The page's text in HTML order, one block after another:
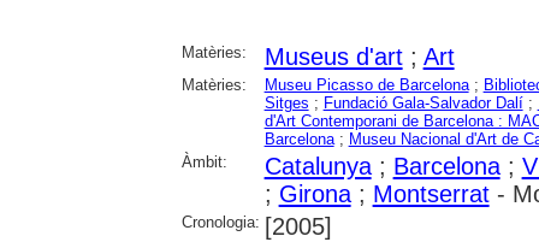
Matèries: Museus d'art; Art
Matèries: Museu Picasso de Barcelona;
Sitges ; Fundació Gala-Salvador Dalí;
d'Art Contemporani de Barcelona :
Barcelona; Museu Nacional d'Art de
Àmbit:
Catalunya; Barcelona;
; Girona; Montserrat-
Cronologia: [2005]